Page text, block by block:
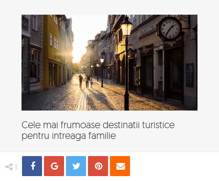
1 Share Distribuie
Tweet Pin
Cele mai frumoase destinatii turistice
pentru intreaga familie